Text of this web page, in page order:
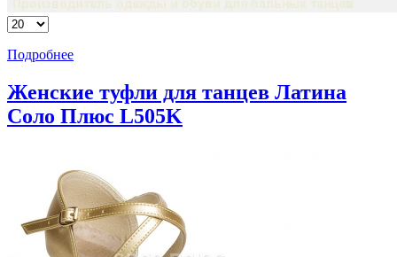
Подробнее
Женские туфли для танцев Латина
Соло Плюс L505K